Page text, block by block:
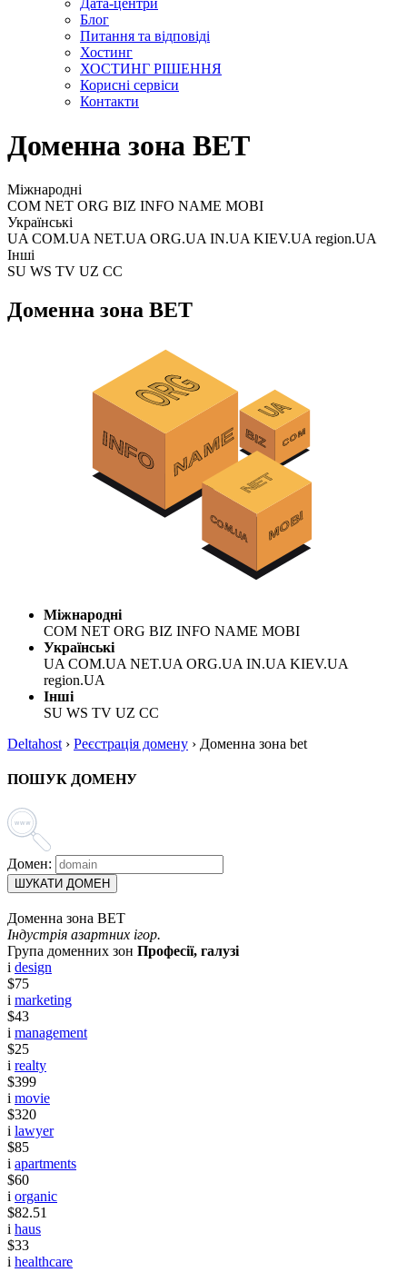
Блог
Питання та відповіді
Хостинг
ХОСТИНГ РІШЕННЯ
Корисні сервіси
Контакти
Доменна зона BET
Міжнародні
COM NET ORG BIZ INFO NAME MOBI
Українські
UA COM.UA NET.UA ORG.UA IN.UA KIEV.UA region.UA
Інші
SU WS TV UZ CC
Доменна зона BET
Міжнародні
COM NET ORG BIZ INFO NAME MOBI
Українські
UA COM.UA NET.UA ORG.UA IN.UA KIEV.UA
region.UA
Інші
SU WS TV UZ CC
Deltahost › Реєстрація домену › Доменна зона bet
ПОШУК ДОМЕНУ
Домен:
ШУКАТИ ДОМЕН
Доменна зона BET
Індустрія азартних ігор.
Група доменних зон Професії, галузі
i design
$75
i marketing
$43
i management
$25
i realty
$399
i movie
$320
i lawyer
$85
i apartments
$60
i organic
$82.51
i haus
$33
i healthcare